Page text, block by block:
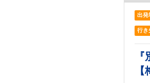
出発
行き